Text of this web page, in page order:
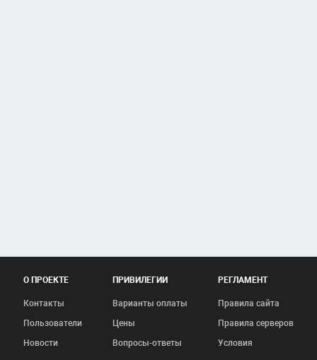
О ПРОЕКТЕ
Контакты
Пользователи
Новости
ПРИВИЛЕГИИ
Варианты оплаты
Цены
Вопросы-ответы
РЕГЛАМЕНТ
Правила сайта
Правила серверов
Условия